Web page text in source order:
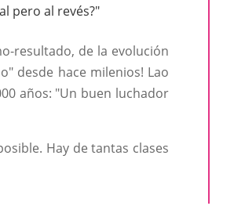
pero al revés?"
resultado, de la evolución
desde hace milenios! Lao
años: "Un buen luchador
Hay de tantas clases